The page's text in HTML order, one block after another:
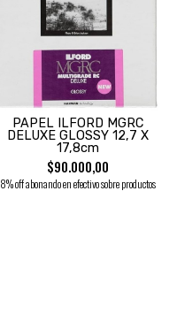
PAPEL ILFORD MGRC
DELUXE GLOSSY 12,7 X
17,8cm
$90.000,00
8% off abonando en efectivo sobre productos